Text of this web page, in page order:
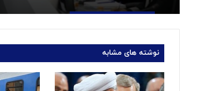
نوشته های مشابه